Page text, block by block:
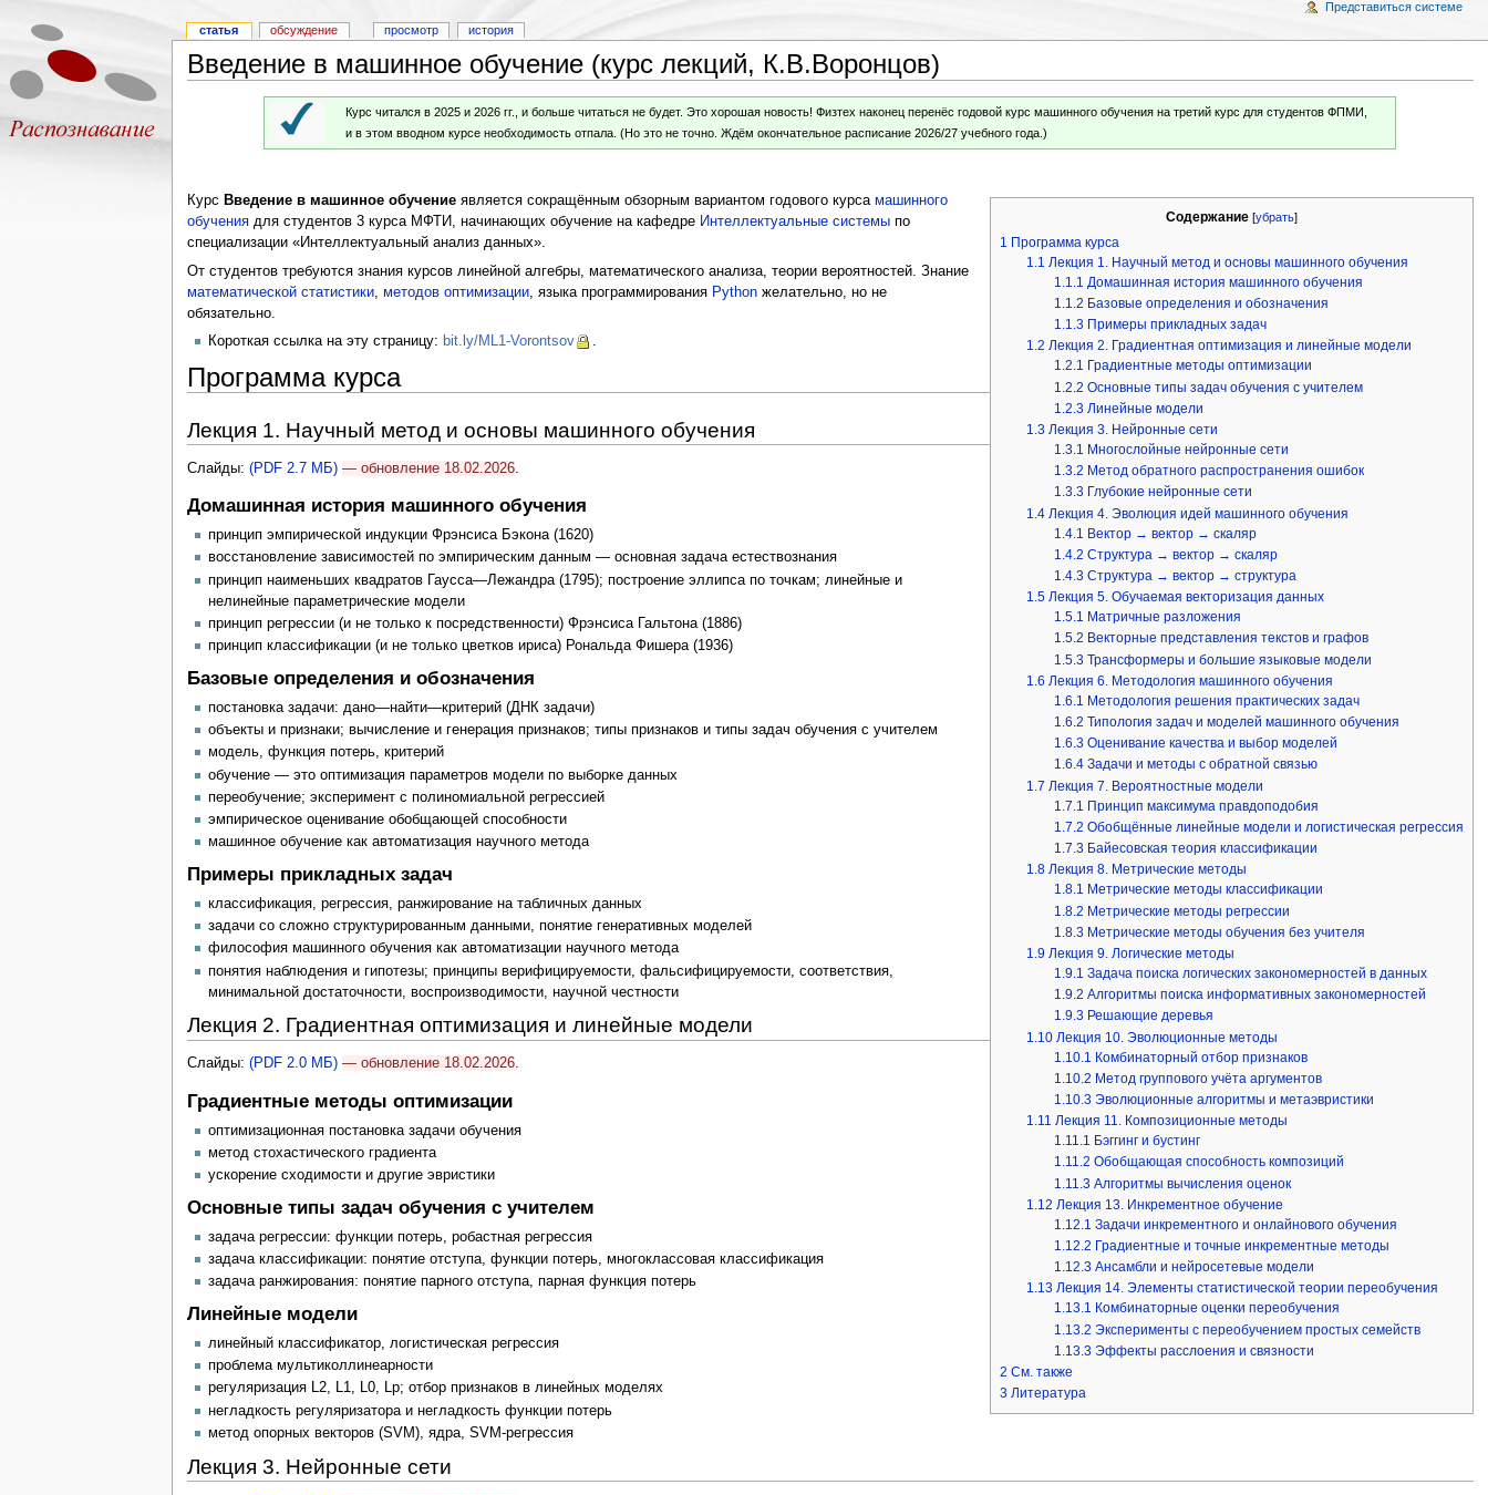
Введение в машинное обучение (курс лекций, К.В.Воронцов)
Курс читался в 2025 и 2026 гг., и больше читаться не будет. Это хорошая новость! Физтех наконец перенёс годовой курс машинного обучения на третий курс для студентов ФПМИ,
и в этом вводном курсе необходимость отпала. (Но это не точно. Ждём окончательное расписание 2026/27 учебного года.)
Содержание [убрать]
1 Программа курса
1.1 Лекция 1. Научный метод и основы машинного обучения
1.1.1 Домашинная история машинного обучения
1.1.2 Базовые определения и обозначения
1.1.3 Примеры прикладных задач
1.2 Лекция 2. Градиентная оптимизация и линейные модели
1.2.1 Градиентные методы оптимизации
1.2.2 Основные типы задач обучения с учителем
1.2.3 Линейные модели
1.3 Лекция 3. Нейронные сети
1.3.1 Многослойные нейронные сети
1.3.2 Метод обратного распространения ошибок
1.3.3 Глубокие нейронные сети
1.4 Лекция 4. Эволюция идей машинного обучения
1.4.1 Вектор → вектор → скаляр
1.4.2 Структура → вектор → скаляр
1.4.3 Структура → вектор → структура
1.5 Лекция 5. Обучаемая векторизация данных
1.5.1 Матричные разложения
1.5.2 Векторные представления текстов и графов
1.5.3 Трансформеры и большие языковые модели
1.6 Лекция 6. Методология машинного обучения
1.6.1 Методология решения практических задач
1.6.2 Типология задач и моделей машинного обучения
1.6.3 Оценивание качества и выбор моделей
1.6.4 Задачи и методы с обратной связью
1.7 Лекция 7. Вероятностные модели
1.7.1 Принцип максимума правдоподобия
1.7.2 Обобщённые линейные модели и логистическая регрессия
1.7.3 Байесовская теория классификации
1.8 Лекция 8. Метрические методы
1.8.1 Метрические методы классификации
1.8.2 Метрические методы регрессии
1.8.3 Метрические методы обучения без учителя
1.9 Лекция 9. Логические методы
1.9.1 Задача поиска логических закономерностей в данных
1.9.2 Алгоритмы поиска информативных закономерностей
1.9.3 Решающие деревья
1.10 Лекция 10. Эволюционные методы
1.10.1 Комбинаторный отбор признаков
1.10.2 Метод группового учёта аргументов
1.10.3 Эволюционные алгоритмы и метаэвристики
1.11 Лекция 11. Композиционные методы
1.11.1 Бэггинг и бустинг
1.11.2 Обобщающая способность композиций
1.11.3 Алгоритмы вычисления оценок
1.12 Лекция 13. Инкрементное обучение
1.12.1 Задачи инкрементного и онлайнового обучения
1.12.2 Градиентные и точные инкрементные методы
1.12.3 Ансамбли и нейросетевые модели
1.13 Лекция 14. Элементы статистической теории переобучения
1.13.1 Комбинаторные оценки переобучения
1.13.2 Эксперименты с переобучением простых семейств
1.13.3 Эффекты расслоения и связности
2 См. также
3 Литература
Курс Введение в машинное обучениеявляется сокращённым обзорным вариантом годового курса машинного
обучениядля студентов 3 курса МФТИ, начинающих обучение на кафедре Интеллектуальные системыпо
специализации «Интеллектуальный анализ данных».
От студентов требуются знания курсов линейной алгебры, математического анализа, теории вероятностей. Знание
математической статистики, методов оптимизации, языка программирования Pythonжелательно, но не
обязательно.
Короткая ссылка на эту страницу: bit.ly/ML1-Vorontsov .
Программа курса
Лекция 1. Научный метод и основы машинного обучения
Слайды: (PDF 2.7 МБ) — обновление 18.02.2026.
Домашинная история машинного обучения
принцип эмпирической индукции Фрэнсиса Бэкона (1620)
восстановление зависимостей по эмпирическим данным — основная задача естествознания
принцип наименьших квадратов Гаусса—Лежандра (1795); построение эллипса по точкам; линейные и
нелинейные параметрические модели
принцип регрессии (и не только к посредственности) Фрэнсиса Гальтона (1886)
принцип классификации (и не только цветков ириса) Рональда Фишера (1936)
Базовые определения и обозначения
постановка задачи: дано—найти—критерий (ДНК задачи)
объекты и признаки; вычисление и генерация признаков; типы признаков и типы задач обучения с учителем
модель, функция потерь, критерий
обучение — это оптимизация параметров модели по выборке данных
переобучение; эксперимент с полиномиальной регрессией
эмпирическое оценивание обобщающей способности
машинное обучение как автоматизация научного метода
Примеры прикладных задач
классификация, регрессия, ранжирование на табличных данных
задачи со сложно структурированным данными, понятие генеративных моделей
философия машинного обучения как автоматизации научного метода
понятия наблюдения и гипотезы; принципы верифицируемости, фальсифицируемости, соответствия,
минимальной достаточности, воспроизводимости, научной честности
Лекция 2. Градиентная оптимизация и линейные модели
Слайды: (PDF 2.0 МБ) — обновление 18.02.2026.
Градиентные методы оптимизации
оптимизационная постановка задачи обучения
метод стохастического градиента
ускорение сходимости и другие эвристики
Основные типы задач обучения с учителем
задача регрессии: функции потерь, робастная регрессия
задача классификации: понятие отступа, функции потерь, многоклассовая классификация
задача ранжирования: понятие парного отступа, парная функция потерь
Линейные модели
линейный классификатор, логистическая регрессия
проблема мультиколлинеарности
регуляризация L2, L1, L0, Lp; отбор признаков в линейных моделях
негладкость регуляризатора и негладкость функции потерь
метод опорных векторов (SVM), ядра, SVM-регрессия
Лекция 3. Нейронные сети
статья обсуждение просмотр история
Представиться системе